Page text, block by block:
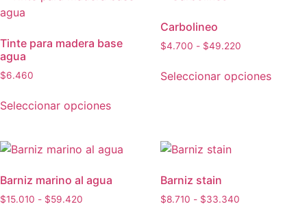
Tinte para madera base
agua
$6.460
Seleccionar opciones
Carbolineo
$4.700 - $49.220
Seleccionar opciones
Barniz marino al agua
$15.010 - $59.420
Barniz stain
$8.710 - $33.340